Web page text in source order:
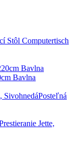
Stôl Computertisch
Bavlna
Posteľná
Jette,